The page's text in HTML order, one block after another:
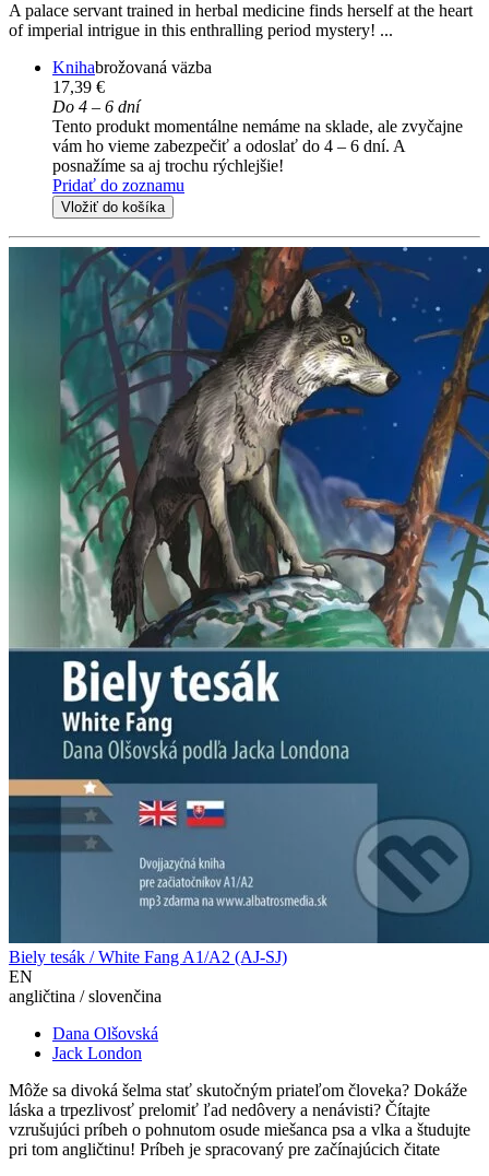
A palace servant trained in herbal medicine finds herself at the heart
of imperial intrigue in this enthralling period mystery! ...
Knihabrožovaná väzba
17,39 €
Do 4 – 6 dní
Tento produkt momentálne nemáme na sklade, ale zvyčajne
vám ho vieme zabezpečiť a odoslať do 4 – 6 dní. A
posnažíme sa aj trochu rýchlejšie!
Pridať do zoznamu
Vložiť do košíka
Biely tesák / White Fang A1/A2 (AJ-SJ)
EN
angličtina / slovenčina
Dana Olšovská
Jack London
Môže sa divoká šelma stať skutočným priateľom človeka? Dokáže
láska a trpezlivosť prelomiť ľad nedôvery a nenávisti? Čítajte
vzrušujúci príbeh o pohnutom osude miešanca psa a vlka a študujte
pri tom angličtinu! Príbeh je spracovaný pre začínajúcich čitate